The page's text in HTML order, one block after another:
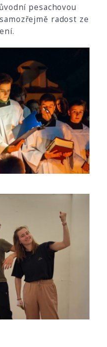
pesachovou
radost ze